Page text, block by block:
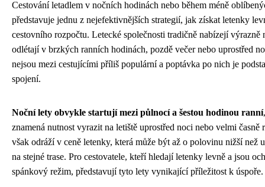
Cestování letadlem v nočních hodinách nebo během méně
představuje jednu z nejefektivnějších strategií, jak získat letenky
cestovního rozpočtu. Letecké společnosti tradičně nabízejí výrazně
odlétají v brzkých ranních hodinách, pozdě večer nebo uprostřed
nejsou mezi cestujícími příliš populární a poptávka po nich je
spojení.
Noční lety obvykle startují mezi půlnocí a šestou hodinou ranní
znamená nutnost vyrazit na letiště uprostřed noci nebo velmi časně
však odráží v ceně letenky, která může být až o polovinu nižší než
na stejné trase. Pro cestovatele, kteří hledají letenky levně a jsou
spánkový režim, představují tyto lety vynikající příležitost k úspoře.